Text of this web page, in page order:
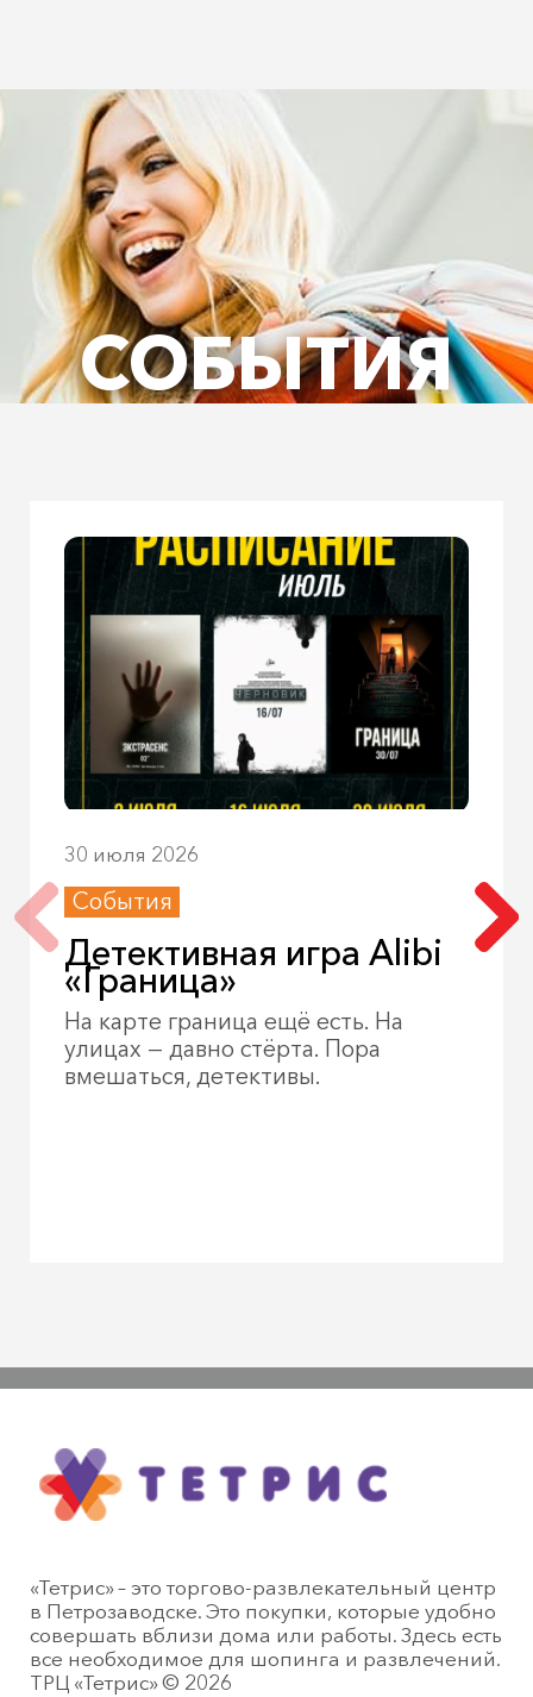
СОБЫТИЯ
30 июля 2026
События
Детективная игра Alibi
«Граница»
На карте граница ещё есть. На
улицах — давно стёрта. Пора
вмешаться, детективы.
«Тетрис» – это торгово-развлекательный центр
в Петрозаводске. Это покупки, которые удобно
совершать вблизи дома или работы. Здесь есть
все необходимое для шопинга и развлечений.
ТРЦ «Тетрис» © 2026